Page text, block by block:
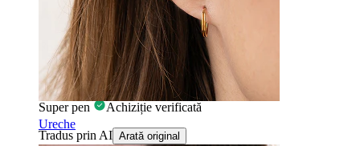
Ureche
Foarte frumos și ușor de montat
Am iubit acest foarte frumos
Super pen Achiziție verificată
Tradus prin AI Arată original